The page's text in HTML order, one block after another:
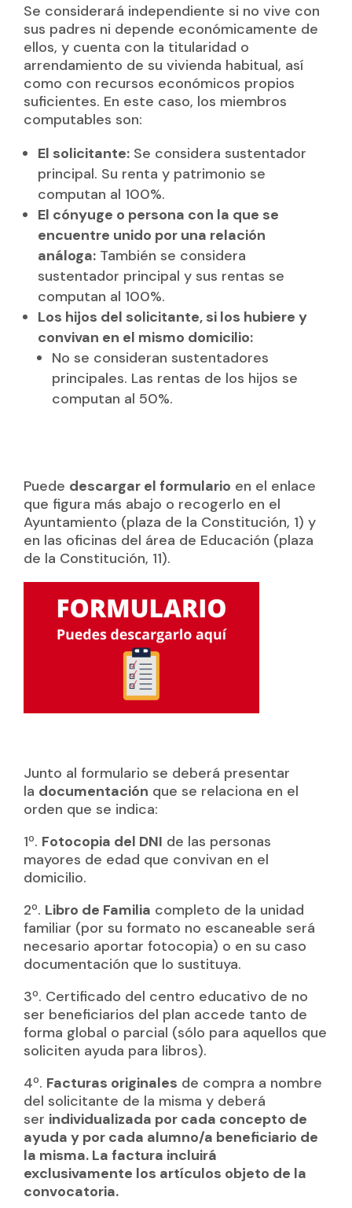
Se considerará independiente si no vive con
sus padres ni depende económicamente de
ellos, y cuenta con la titularidad o
arrendamiento de su vivienda habitual, así
como con recursos económicos propios
suficientes. En este caso, los miembros
computables son:
El solicitante:Se considera sustentador
principal. Su renta y patrimonio se
computan al 100%.
El cónyuge o persona con la que se
encuentre unido por una relación
análoga:También se considera
sustentador principal y sus rentas se
computan al 100%.
Los hijos del solicitante, si los hubiere y
convivan en el mismo domicilio:
No se consideran sustentadores
principales. Las rentas de los hijos se
computan al 50%.
Puede descargar el formulario en el enlace
que figura más abajo o recogerlo en el
Ayuntamiento (plaza de la Constitución, 1) y
en las oficinas del área de Educación (plaza
de la Constitución, 11).
Junto al formulario se deberá presentar
la documentación que se relaciona en el
orden que se indica:
1º. Fotocopia del DNI de las personas
mayores de edad que convivan en el
domicilio.
2º. Libro de Familia completo de la unidad
familiar (por su formato no escaneable será
necesario aportar fotocopia) o en su caso
documentación que lo sustituya.
3º. Certificado del centro educativo de no
ser beneficiarios del plan accede tanto de
forma global o parcial (sólo para aquellos que
soliciten ayuda para libros).
4º. Facturas originales de compra a nombre
del solicitante de la misma y deberá
ser individualizada por cada concepto de
ayuda y por cada alumno/a beneficiario de
la misma. La factura incluirá
exclusivamente los artículos objeto de la
convocatoria.